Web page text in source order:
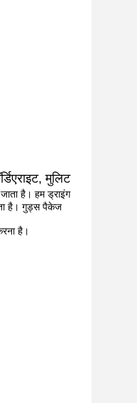
मुलिट
है। हम ड्राइंग
है। गुड्स पैकेज
है।